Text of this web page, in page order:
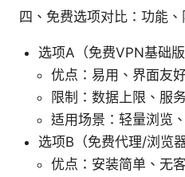
四、免费选项对比：功能
选项A（免费VPN基础版
优点：易用、界面友
限制：数据上限、服
适用场景：轻量浏览
选项B（免费代理/浏览器
优点：安装简单、无